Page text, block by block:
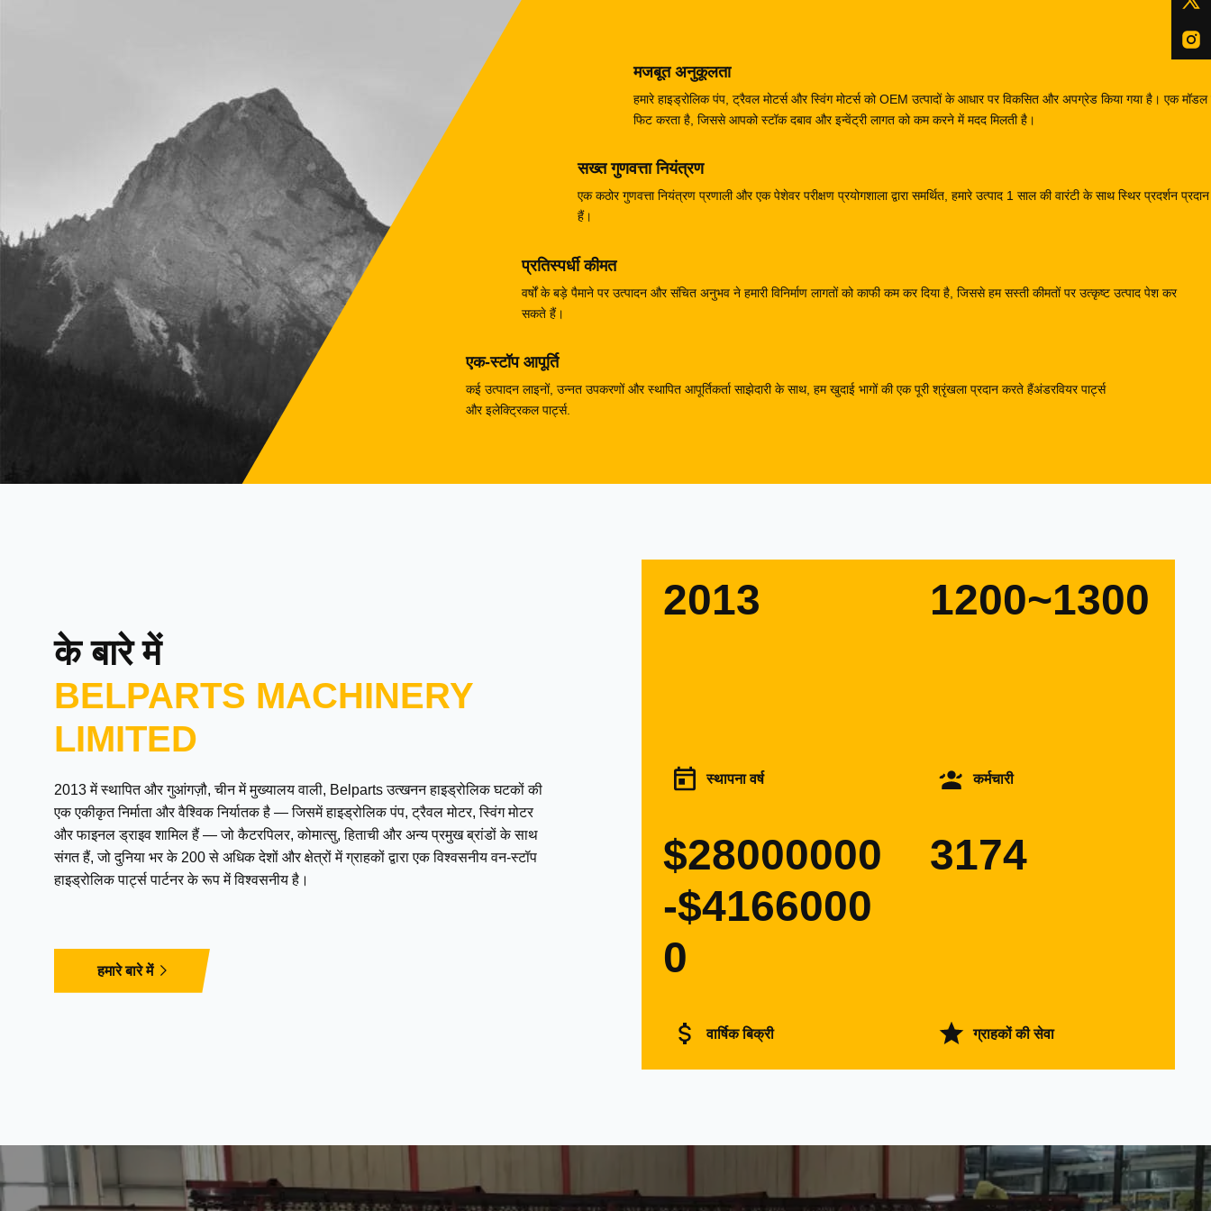
मजबूत अनुकूलता
हमारे हाइड्रोलिक पंप, ट्रैवल मोटर्स और स्विंग मोटर्स को OEM उत्पादों के आधार पर विकसित और अपग्रेड किया गया है। एक
फिट करता है, जिससे आपको स्टॉक दबाव और इन्वेंट्री लागत को कम करने में मदद मिलती है।
सख्त गुणवत्ता नियंत्रण
एक कठोर गुणवत्ता नियंत्रण प्रणाली और एक पेशेवर परीक्षण प्रयोगशाला द्वारा समर्थित, हमारे उत्पाद 1 साल की वारंटी के साथ स्थिर प्रदर्शन
हैं।
प्रतिस्पर्धी कीमत
वर्षों के बड़े पैमाने पर उत्पादन और संचित अनुभव ने हमारी विनिर्माण लागतों को काफी कम कर दिया है, जिससे हम सस्ती कीमतों पर उत्कृष्ट उत्पाद पेश कर
सकते हैं।
एक-स्टॉप आपूर्ति
कई उत्पादन लाइनों, उन्नत उपकरणों और स्थापित आपूर्तिकर्ता साझेदारी के साथ, हम खुदाई भागों की एक पूरी श्रृंखला प्रदान करते हैंअंडरवियर पार्ट्स
और इलेक्ट्रिकल पार्ट्स.
के बारे में
BELPARTS MACHINERY
LIMITED
2013 में स्थापित और गुआंगज़ौ, चीन में मुख्यालय वाली, Belparts उत्खनन हाइड्रोलिक घटकों की
एक एकीकृत निर्माता और वैश्विक निर्यातक है — जिसमें हाइड्रोलिक पंप, ट्रैवल मोटर, स्विंग मोटर
और फाइनल ड्राइव शामिल हैं — जो कैटरपिलर, कोमात्सु, हिताची और अन्य प्रमुख ब्रांडों के साथ
संगत हैं, जो दुनिया भर के 200 से अधिक देशों और क्षेत्रों में ग्राहकों द्वारा एक विश्वसनीय वन-स्टॉप
हाइड्रोलिक पार्ट्स पार्टनर के रूप में विश्वसनीय है।
हमारे बारे में
2013
स्थापना वर्ष
1200~1300
कर्मचारी
$28000000
-$4166000
0
वार्षिक बिक्री
3174
ग्राहकों की सेवा